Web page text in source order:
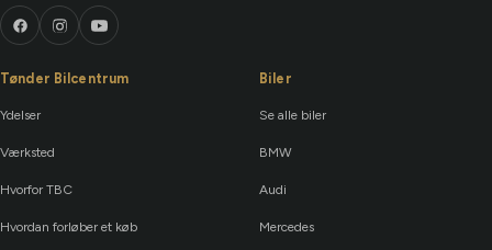
Tønder Bilcentrum
Ydelser
Værksted
Hvorfor TBC
Hvordan forløber et køb
Biler
Se alle biler
BMW
Audi
Mercedes